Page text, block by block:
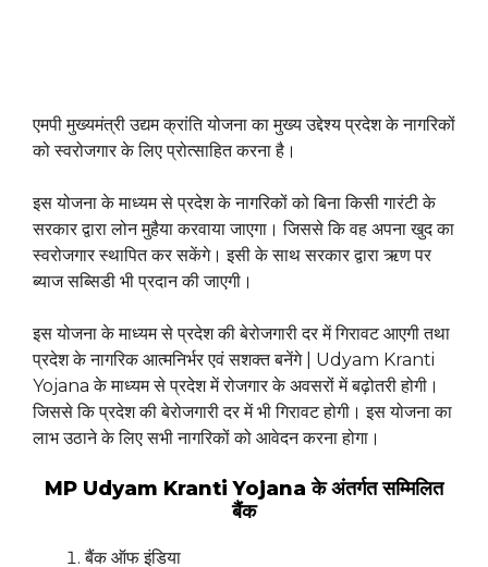
एमपी मुख्यमंत्री उद्यम क्रांति योजना का मुख्य उद्देश्य प्रदेश के नागरिकों
को स्वरोजगार के लिए प्रोत्साहित करना है।
इस योजना के माध्यम से प्रदेश के नागरिकों को बिना किसी गारंटी के
सरकार द्वारा लोन मुहैया करवाया जाएगा। जिससे कि वह अपना खुद का
स्वरोजगार स्थापित कर सकेंगे। इसी के साथ सरकार द्वारा ऋण पर
ब्याज सब्सिडी भी प्रदान की जाएगी।
इस योजना के माध्यम से प्रदेश की बेरोजगारी दर में गिरावट आएगी तथा
प्रदेश के नागरिक आत्मनिर्भर एवं सशक्त बनेंगे | Udyam Kranti
Yojana के माध्यम से प्रदेश में रोजगार के अवसरों में बढ़ोतरी होगी।
जिससे कि प्रदेश की बेरोजगारी दर में भी गिरावट होगी। इस योजना का
लाभ उठाने के लिए सभी नागरिकों को आवेदन करना होगा।
MP Udyam Kranti Yojana के अंतर्गत सम्मिलित
बैंक
बैंक ऑफ इंडिया